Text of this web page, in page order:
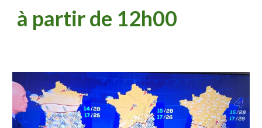
à partir de 12h00